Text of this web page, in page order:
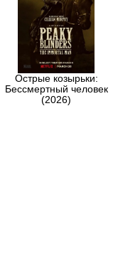
Острые козырьки:
Бессмертный человек
(2026)